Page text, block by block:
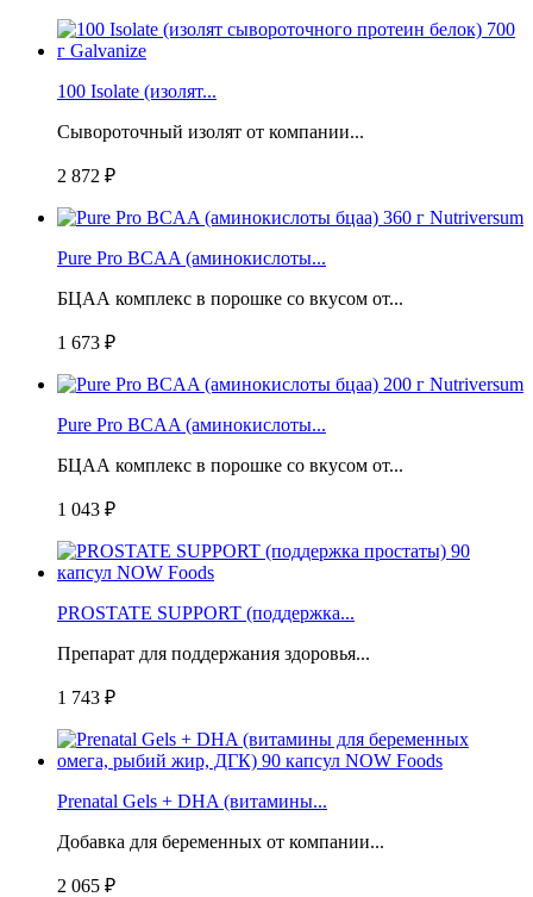
100 Isolate (изолят...
Сывороточный изолят от компании...
2 872 ₽
Pure Pro BCAA (аминокислоты...
БЦАА комплекс в порошке со вкусом от...
1 673 ₽
Pure Pro BCAA (аминокислоты...
БЦАА комплекс в порошке со вкусом от...
1 043 ₽
PROSTATE SUPPORT (поддержка...
Препарат для поддержания здоровья...
1 743 ₽
Prenatal Gels + DHA (витамины...
Добавка для беременных от компании...
2 065 ₽